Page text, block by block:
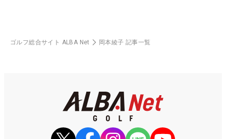
ゴルフ総合サイト ALBA Net 岡本綾子 記事一覧